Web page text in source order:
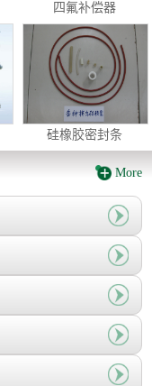
四氟补偿器
硅橡胶密封条
More